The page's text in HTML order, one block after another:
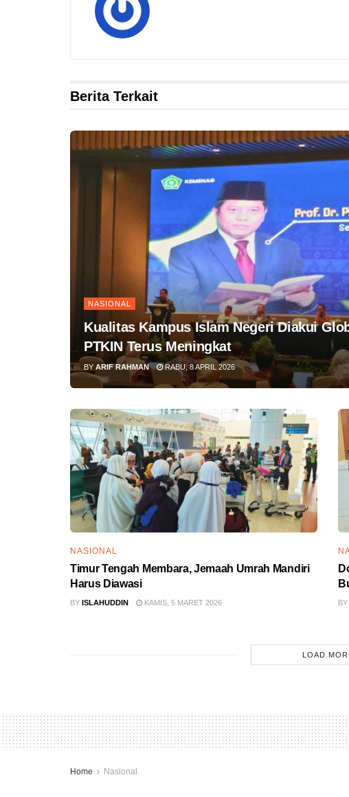
Berita Terkait
NASIONAL
Kualitas Kampus Islam Negeri Diakui
PTKIN Terus Meningkat
BY ARIF RAHMAN RABU, 8 APRIL 2026
NASIONAL
Timur Tengah Membara, Jemaah Umrah Mandiri
Harus Diawasi
BY ISLAHUDDIN KAMIS, 5 MARET 2026 BY
LOAD
Home Nasional